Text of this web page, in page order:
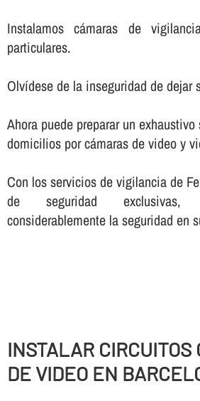
Instalamos cámaras de
particulares.
Olví­dese de la inseguridad de dejar
Ahora puede preparar un
domicilios por cámaras de video y
Con los servicios de vigilancia de
de seguridad exclusivas,
considerablemente la seguridad en
INSTALAR CIRCUITOS
DE VIDEO EN